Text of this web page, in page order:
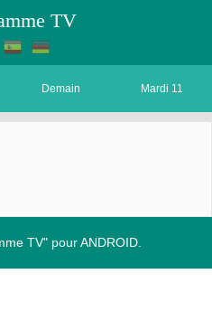
TV
Demain Mardi 11
TV" pour ANDROID.